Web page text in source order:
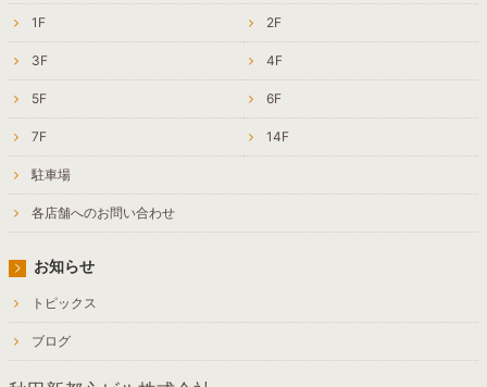
1F 2F
3F 4F
5F 6F
7F 14F
駐車場
各店舗へのお問い合わせ
お知らせ
トピックス
ブログ